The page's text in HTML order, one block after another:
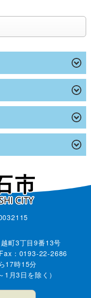
町3丁目9番13号
：0193-22-2686
17時15分
1月3日を除く）